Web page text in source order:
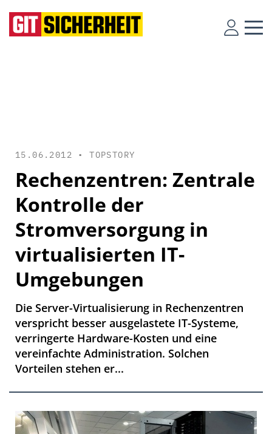
15.06.2012 •TOPSTORY
Rechenzentren: Zentrale
Kontrolle der
Stromversorgung in
virtualisierten IT-
Umgebungen
Die Server-Virtualisierung in Rechenzentren
verspricht besser ausgelastete IT-Systeme,
verringerte Hardware-Kosten und eine
vereinfachte Administration. Solchen
Vorteilen stehen er...